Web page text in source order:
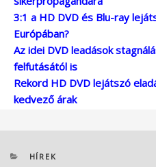
3:1 a HD DVD és Blu-ray
Európában?
Az idei DVD leadások
felfutásától is
Rekord HD DVD lejátszó
kedvező árak
KATEGÓRIÁK
HÍREK